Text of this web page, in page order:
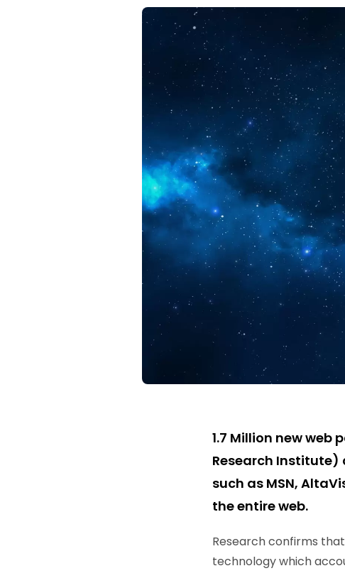
1.7 Million new web
Research Institute)
such as MSN,
the entire web.
Research confirms
technology which